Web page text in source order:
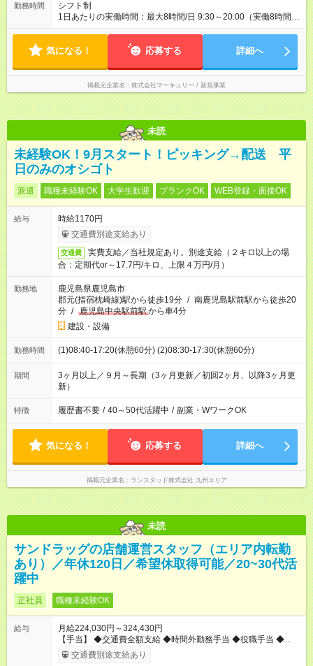
勤務時間
シフト制
1日あたりの実働時間：最大8時間/日 9:30～20:00（実働8時間／
休憩1時間） ■シフト例 9：30～18：30 11：00～20：00 ■週5
気になる！ 応募する 詳細へ
掲載元企業名 株式会社マーキュリー / 新規事業
未読
未経験OK！9月スタート！ピッキング→配送 平
日のみのオシゴト
派遣 職種未経験OK 大学生歓迎 ブランクOK WEB登録・面接OK
給与
時給1170円
交通費別途支給あり
交通費
実費支給／当社規定あり。別途支給（２キロ以上の場
合：定期代or～17.7円/キロ、上限４万円/月）
勤務地
鹿児島県鹿児島市
郡元(指宿枕崎線)駅から徒歩19分 / 南鹿児島駅前駅から徒歩20
分 / 鹿児島中央駅前駅から車4分
建設・設備
勤務時間 (1)08:40-17:20(休憩60分) (2)08:30-17:30(休憩60分)
期間
3ヶ月以上／９月～長期（3ヶ月更新／初回2ヶ月、以降3ヶ月更
新）
特徴 履歴書不要 / 40～50代活躍中 / 副業・WワークOK
気になる！ 応募する 詳細へ
掲載元企業名 ランスタッド株式会社 九州エリア
未読
サンドラッグの店舗運営スタッフ（エリア内転勤
あり）／年休120日／希望休取得可能／20~30代活
躍中
正社員 職種未経験OK
給与
月給224,030円～324,430円
【手当】 ◆交通費全額支給 ◆時間外勤務手当 ◆役職手当 ◆育児
手当 ◆登録販売者資格手当（月5000円～25000円） ・昇給年1
回（4月） ・賞与年2回（7月・12月） 【試用期間】試用期間あ
交通費別途支給あり